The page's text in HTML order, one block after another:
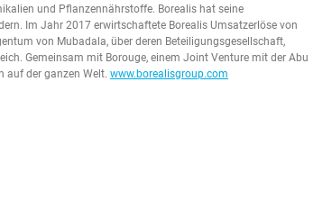
und Pflanzennährstoffe. Borealis hat seine
Im Jahr 2017 erwirtschaftete Borealis Umsatzerlöse von
von Mubadala, über deren Beteiligungsgesellschaft,
Gemeinsam mit Borouge, einem Joint Venture mit der Abu
auf der ganzen Welt. www.borealisgroup.com